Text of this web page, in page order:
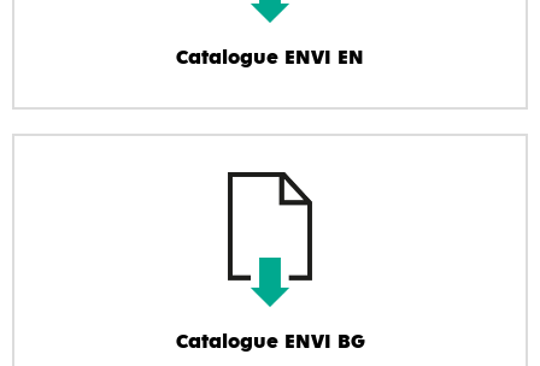
Catalogue ENVI EN
Catalogue ENVI BG